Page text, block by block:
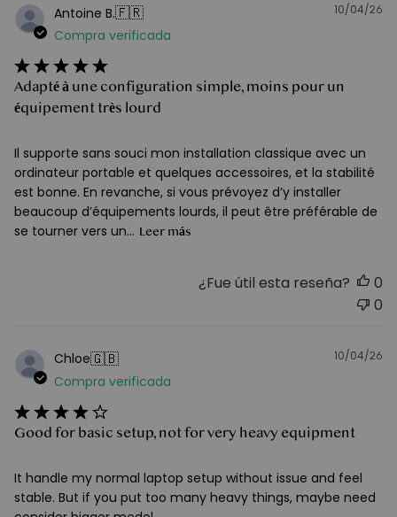
Antoine B.🇫🇷
Compra verificada
Adapté à une configuration simple, moins pour un
équipement très lourd
Il supporte sans souci mon installation classique avec un
ordinateur portable et quelques accessoires, et la stabilité
est bonne. En revanche, si vous prévoyez d’y installer
beaucoup d’équipements lourds, il peut être préférable de
se tourner vers un... Leer más
10/04/26
¿Fue útil esta reseña?
0
0
Chloe🇬🇧
Compra verificada
Good for basic setup, not for very heavy equipment
It handle my normal laptop setup without issue and feel
stable. But if you put too many heavy things, maybe need
10/04/26